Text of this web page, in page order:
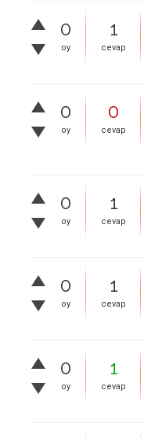
0
oy
1
cevap
0
oy
0
cevap
0
oy
1
cevap
0
oy
1
cevap
0
oy
1
cevap